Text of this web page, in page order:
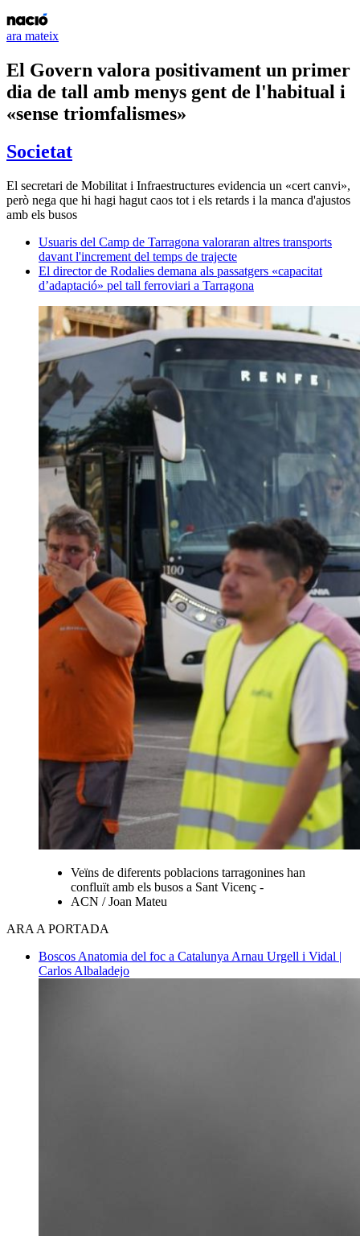
ara mateix
El Govern valora positivament un primer
dia de tall amb menys gent de l'habitual i
«sense triomfalismes»
Societat
El secretari de Mobilitat i Infraestructures evidencia un «cert canvi»,
però nega que hi hagi hagut caos tot i els retards i la manca d'ajustos
amb els busos
Usuaris del Camp de Tarragona valoraran altres transports
davant l'increment del temps de trajecte
El director de Rodalies demana als passatgers «capacitat
d’adaptació» pel tall ferroviari a Tarragona
Veïns de diferents poblacions tarragonines han
confluït amb els busos a Sant Vicenç -
ACN / Joan Mateu
ARA A PORTADA
Boscos Anatomia del foc a Catalunya Arnau Urgell i Vidal |
Carlos Albaladejo